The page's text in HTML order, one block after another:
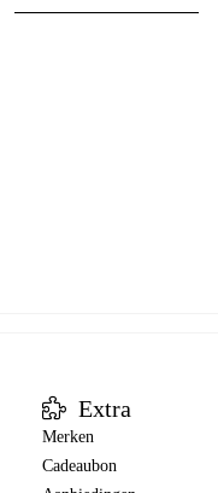
Extra
Merken
Cadeaubon